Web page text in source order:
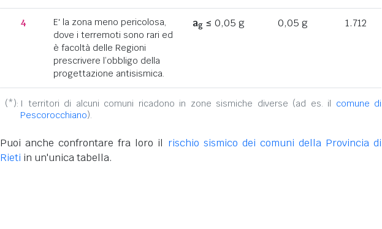
4
E' la zona meno pericolosa,
dove i terremoti sono rari ed
è facoltà delle Regioni
prescrivere l’obbligo della
progettazione antisismica.
ag≤ 0,05 g 0,05 g 1.712
(*): I territori di alcuni comuni ricadono in zone sismiche diverse (ad es. il comune di
Pescorocchiano).
Puoi anche confrontare fra loro il rischio sismico dei comuni della Provincia di
Rieti in un'unica tabella.